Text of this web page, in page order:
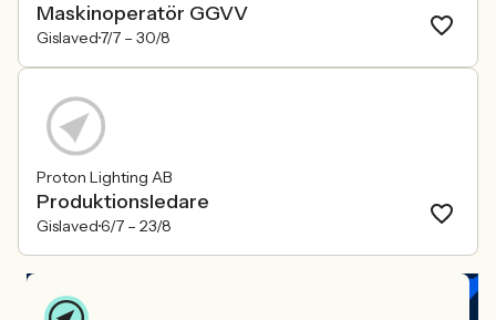
Maskinoperatör GGVV
Gislaved7/7 – 30/8
Proton Lighting AB
Produktionsledare
Gislaved6/7 – 23/8